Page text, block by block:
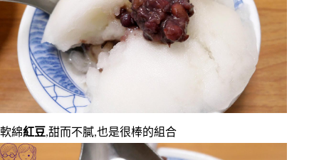
軟綿紅豆,甜而不膩,也是很棒的組合